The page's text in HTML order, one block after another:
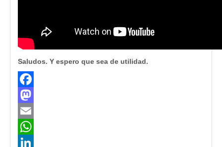
Saludos. Y espero que sea de utilidad.
Facebook
Mastodon
Email
WhatsApp